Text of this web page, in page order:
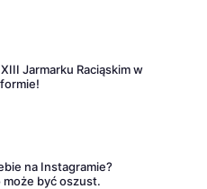
Jarmarku Raciąskim w
na Instagramie?
być oszust.